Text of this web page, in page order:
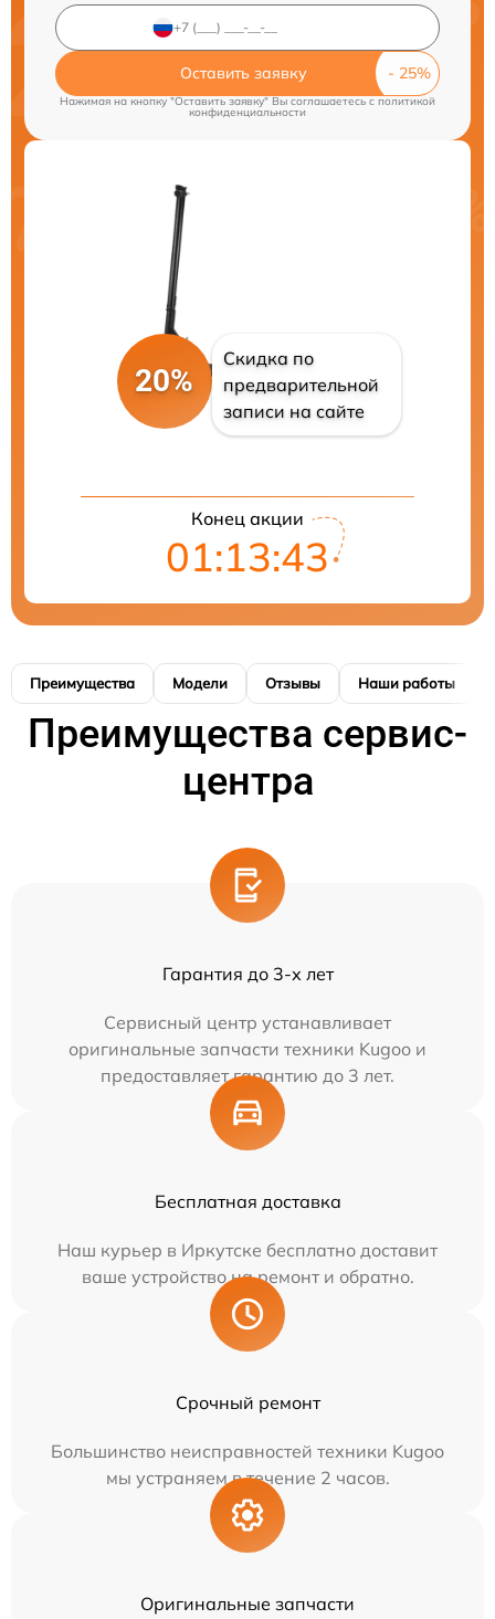
Оставить заявку
Нажимая на кнопку "Оставить заявку" Вы соглашаетесь cполитикой
конфиденциальности
20%
Скидка по
предварительной
записи на сайте
Конец акции
01:13:43
Преимущества Модели Отзывы Наши работы
Преимущества сервис-
центра
Гарантия до 3-х лет
Сервисный центр устанавливает
оригинальные запчасти техники Kugoo и
предоставляет гарантию до 3 лет.
Бесплатная доставка
Наш курьер в Иркутске бесплатно доставит
ваше устройство на ремонт и обратно.
Срочный ремонт
Большинство неисправностей техники Kugoo
мы устраняем в течение 2 часов.
Оригинальные запчасти